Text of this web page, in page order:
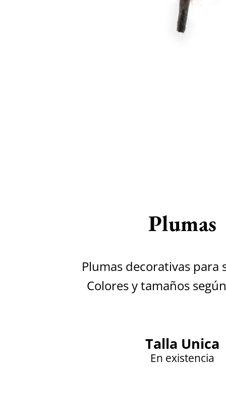
Plumas
Plumas decorativas para
Colores y tamaños
Talla Unica
En existencia